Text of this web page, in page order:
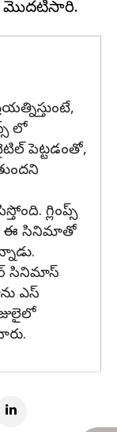
లో
పెట్టడంతో,
గ్లింప్స్
ఈ సినిమాతో
సినిమాస్
ఎస్